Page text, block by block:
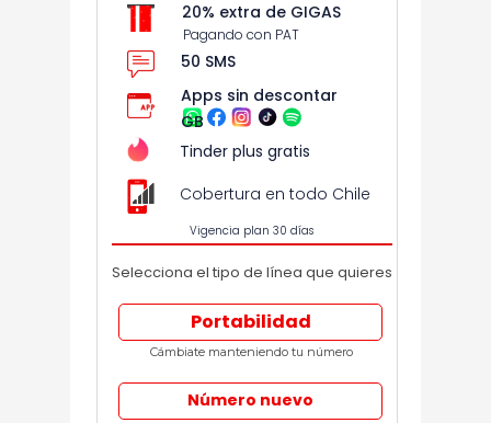
Portabilidad
50 SMS
Apps sin descontar
GB
Tinder plus gratis
Vigencia plan 30 días
Número nuevo
Cámbiate manteniendo tu número
Selecciona el tipo de línea que quieres
20% extra de GIGAS
Pagando con PAT
Cobertura en todo Chile